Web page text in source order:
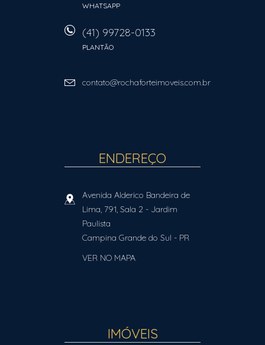
WHATSAPP
(41) 99728-0133
PLANTÃO
contato@rochaforteimoveis.com.br
ENDEREÇO
Avenida Alderico Bandeira de
Lima, 791, Sala 2 - Jardim
Paulista
Campina Grande do Sul - PR
VER NO MAPA
IMÓVEIS